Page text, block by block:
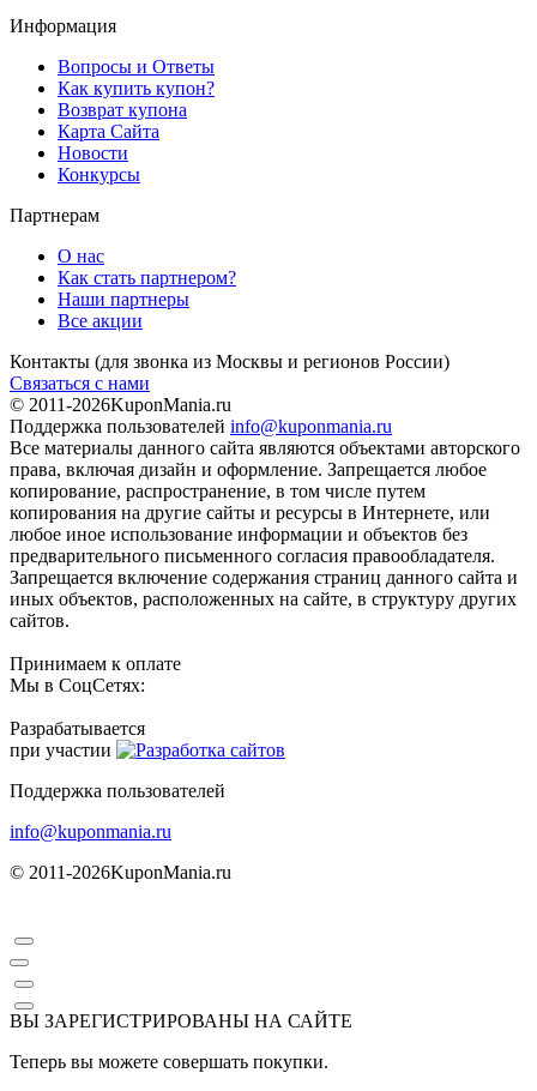
Информация
Вопросы и Ответы
Как купить купон?
Возврат купона
Карта Сайта
Новости
Конкурсы
Партнерам
О нас
Как стать партнером?
Наши партнеры
Все акции
Контакты (для звонка из Москвы и регионов России)
Связаться с нами
© 2011-2026KuponMania.ru
Поддержка пользователей info@kuponmania.ru
Все материалы данного сайта являются объектами авторского
права, включая дизайн и оформление. Запрещается любое
копирование, распространение, в том числе путем
копирования на другие сайты и ресурсы в Интернете, или
любое иное использование информации и объектов без
предварительного письменного согласия правообладателя.
Запрещается включение содержания страниц данного сайта и
иных объектов, расположенных на сайте, в структуру других
сайтов.
Принимаем к оплате
Мы в СоцСетях:
Разрабатывается
при участии
Поддержка пользователей
info@kuponmania.ru
© 2011-2026KuponMania.ru
ВЫ ЗАРЕГИСТРИРОВАНЫ НА САЙТЕ
Теперь вы можете совершать покупки.